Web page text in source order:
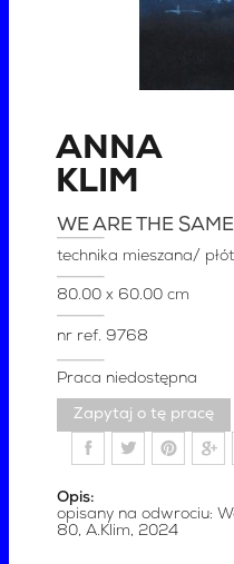
ANNA
KLIM
WE ARE THE
technika mieszana/
80.00 x 60.00 cm
nr ref.9768
Praca niedostępna
Zapytaj o tę pracę
Opis:
opisany na odwrociu:
80, A.Klim, 2024